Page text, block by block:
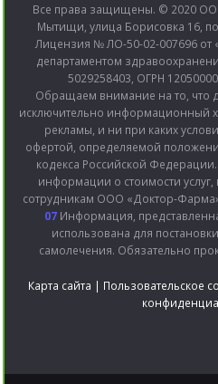
Все права защищены. © 2020
Мытищи, улица Борисовка 16,
Лицензия № ЛО-50-02-007696 от
департаментом
5029258403, ОГРН
Обращаем внимание на то, что
исключительно информационный
рекламы, и ни при каких
офертой, определяемой
кодекса Российской
информации о стоимости
сотрудникам ООО «Доктор-
07Информация,
использована для
самолечения. Обязательно
Карта сайта | Пользовательское